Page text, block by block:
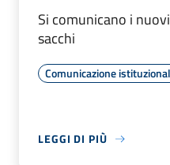
Si comunicano i
sacchi
Comunicazione
LEGGI DI PIÙ